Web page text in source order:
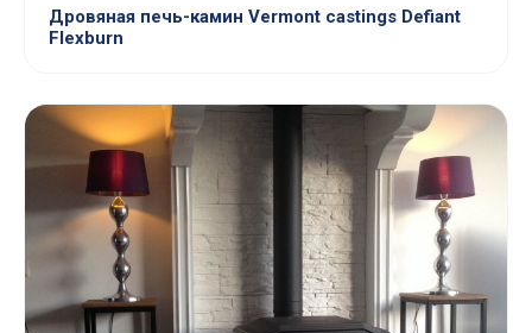
Дровяная печь-камин Vermont castings Defiant
Flexburn